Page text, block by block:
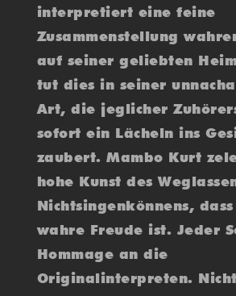
interpretiert eine feine
Zusammenstellung
auf seiner geliebten
tut dies in seiner
Art, die jeglicher
sofort ein Lächeln ins
zaubert. Mambo Kurt
hohe Kunst des
Nichtsingenkönnens,
wahre Freude ist. Jeder
Hommage an die
Originalinterpreten.